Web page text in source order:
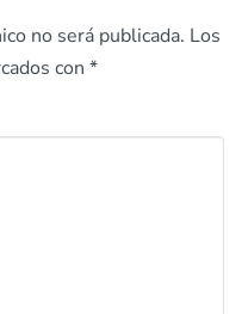
no será publicada. Los
con *